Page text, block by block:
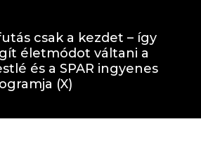
csak a kezdet – így
életmódot váltani a
és a SPAR ingyenes
(X)